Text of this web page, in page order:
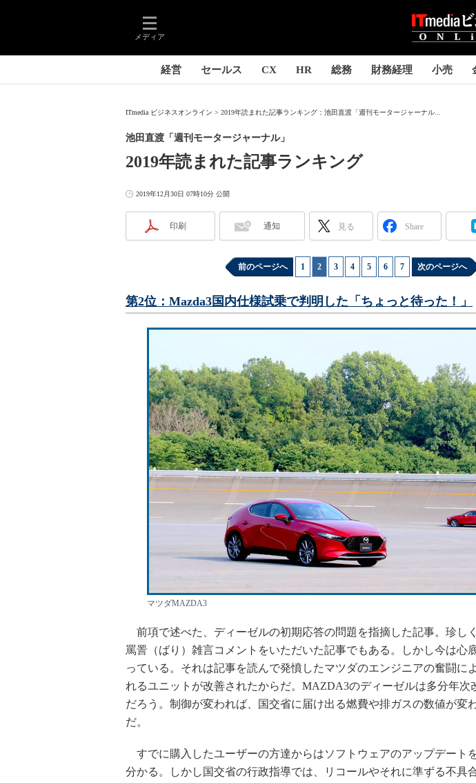
メディア
経営 セールス CX HR 総務 財務経理 小売
ITmedia ビジネスオンライン 2019年読まれた記事ランキング：池田直渡「週刊モータージャーナル...
2019年読まれた記事ランキング
池田直渡「週刊モータージャーナル」
2019年12月30日 07時10分 公開
印刷 通知 見る Share
前のページへ 1 2 3 4 5 6 7 次のページへ
第2位：Mazda3国内仕様試乗で判明した「ちょっと待った！」
マツダMAZDA3
前項で述べた、ディーゼルの初期応答の問題を指摘した記事。珍し
罵詈（ばり）雑言コメントをいただいた記事でもある。しかし今は心
っている。それは記事を読んで発憤したマツダのエンジニアの奮闘に
れるユニットが改善されたからだ。MAZDA3のディーゼルは多分年次
だろう。制御が変われば、国交省に届け出る燃費や排ガスの数値が変
だ。
すでに購入したユーザーの方達からはソフトウェアのアップデート
分かる。しかし国交省の行政指導では、リコールやそれに準ずる不具